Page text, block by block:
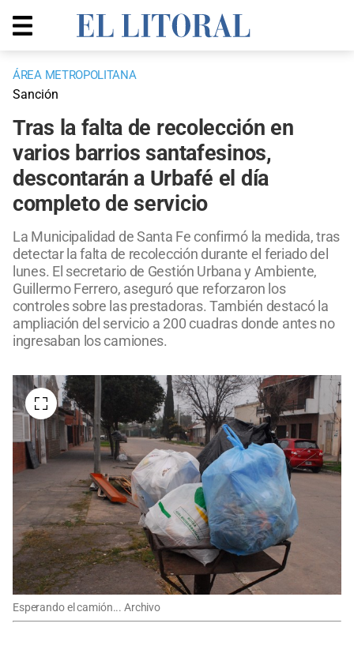
ÁREA METROPOLITANA
Sanción
Tras la falta de recolección en
varios barrios santafesinos,
descontarán a Urbafé el día
completo de servicio
La Municipalidad de Santa Fe confirmó la medida, tras
detectar la falta de recolección durante el feriado del
lunes. El secretario de Gestión Urbana y Ambiente,
Guillermo Ferrero, aseguró que reforzaron los
controles sobre las prestadoras. También destacó la
ampliación del servicio a 200 cuadras donde antes no
ingresaban los camiones.
Esperando el camión... Archivo